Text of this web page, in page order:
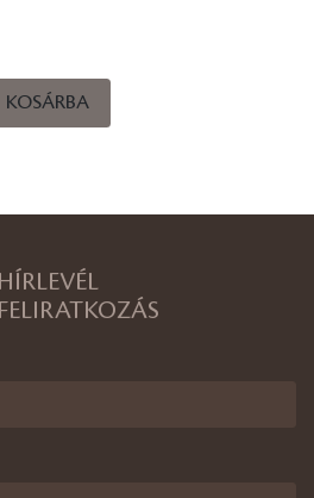
KOSÁRBA
HÍRLEVÉL
FELIRATKOZÁS